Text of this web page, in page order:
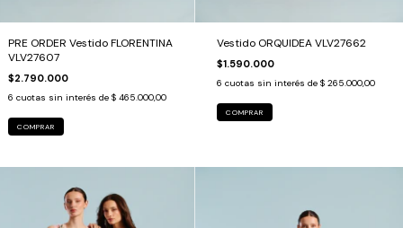
PRE ORDER Vestido FLORENTINA
VLV27607
$2.790.000
6 cuotas sin interés de $ 465.000,00
COMPRAR
Vestido ORQUIDEA VLV27662
$1.590.000
6 cuotas sin interés de $ 265.000,00
COMPRAR